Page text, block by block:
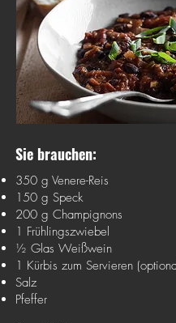
Sie brauchen:
350 g Venere-Reis
150 g Speck
200 g Champignons
1 Frühlingszwiebel
½ Glas Weißwein
1 Kürbis zum Servieren
Salz
Pfeffer